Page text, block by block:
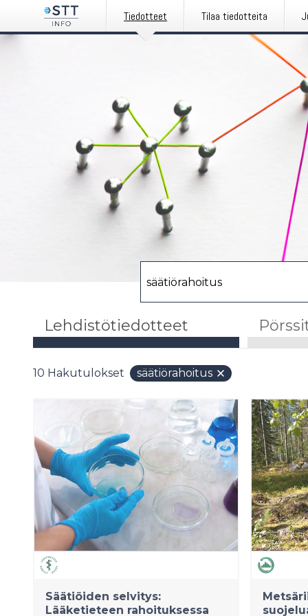
Tiedotteet Tilaa tiedotteita
Lehdistötiedotteet
10 Hakutulokset säätiörahoitus
Säätiöiden selvitys:
Lääketieteen rahoituksessa